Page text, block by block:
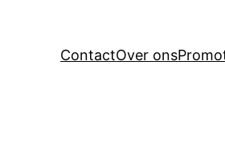
ContactOver ons